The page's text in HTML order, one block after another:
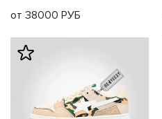
от 38000 РУБ